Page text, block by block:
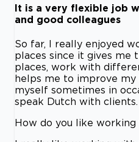
It is a very flexible job
and good colleagues
So far, I really enjoyed
places since it gives me
places, work with
helps me to improve my
myself sometimes in
speak Dutch with clients.
How do you like working